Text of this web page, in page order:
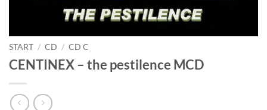
START / CD / CD C
CENTINEX – the pestilence MCD